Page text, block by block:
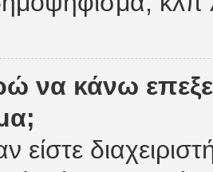
να κάνω
είστε